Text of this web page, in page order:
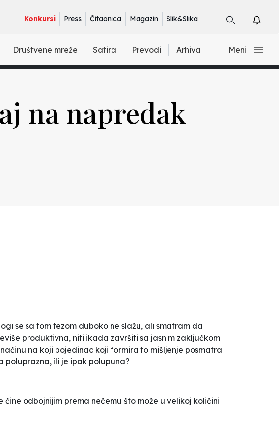
Konkursi Press Čitaonica Magazin Slik&Slika
Društvene mreže Satira Prevodi Arhiva Meni
na napredak
se sa tom tezom duboko ne slažu, ali smatram da
produktivna, niti ikada završiti sa jasnim zaključkom
na koji pojedinac koji formira to mišljenje posmatra
poluprazna, ili je ipak polupuna?
odbojnijim prema nečemu što može u velikoj količini